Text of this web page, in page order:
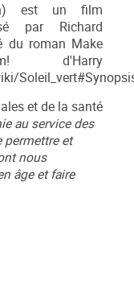
est un film
par Richard
du roman Make
d'Harry
et de la santé
au service des
permettre et
nous
âge et faire